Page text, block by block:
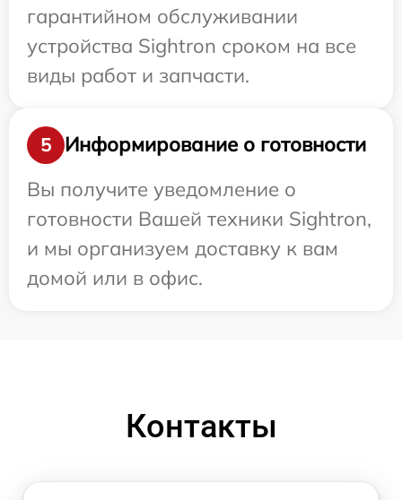
гарантийном обслуживании
устройства Sightron сроком на все
виды работ и запчасти.
5
Информирование о готовности
Вы получите уведомление о
готовности Вашей техники Sightron,
и мы организуем доставку к вам
домой или в офис.
Контакты